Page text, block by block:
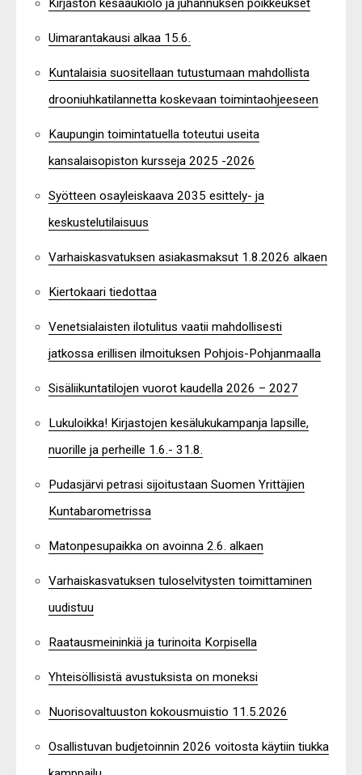
Kirjaston kesäaukiolo ja juhannuksen poikkeukset
Uimarantakausi alkaa 15.6.
Kuntalaisia suositellaan tutustumaan mahdollista
drooniuhkatilannetta koskevaan toimintaohjeeseen
Kaupungin toimintatuella toteutui useita
kansalaisopiston kursseja 2025 -2026
Syötteen osayleiskaava 2035 esittely- ja
keskustelutilaisuus
Varhaiskasvatuksen asiakasmaksut 1.8.2026 alkaen
Kiertokaari tiedottaa
Venetsialaisten ilotulitus vaatii mahdollisesti
jatkossa erillisen ilmoituksen Pohjois-Pohjanmaalla
Sisäliikuntatilojen vuorot kaudella 2026 – 2027
Lukuloikka! Kirjastojen kesälukukampanja lapsille,
nuorille ja perheille 1.6.- 31.8.
Pudasjärvi petrasi sijoitustaan Suomen Yrittäjien
Kuntabarometrissa
Matonpesupaikka on avoinna 2.6. alkaen
Varhaiskasvatuksen tuloselvitysten toimittaminen
uudistuu
Raatausmeininkiä ja turinoita Korpisella
Yhteisöllisistä avustuksista on moneksi
Nuorisovaltuuston kokousmuistio 11.5.2026
Osallistuvan budjetoinnin 2026 voitosta käytiin tiukka